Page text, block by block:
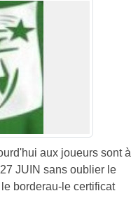
aux joueurs sont à
JUIN sans oublier le
borderau-le certificat